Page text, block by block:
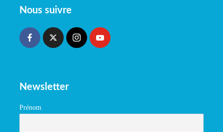
Nous suivre
Newsletter
Prénom